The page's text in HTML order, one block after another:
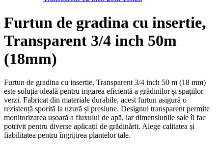
Furtun de gradina cu insertie,
Transparent 3/4 inch 50m
(18mm)
Furtun de gradina cu insertie, Transparent 3/4 inch 50 m (18 mm)
este soluția ideală pentru irigarea eficientă a grădinilor și spațiilor
verzi. Fabricat din materiale durabile, acest furtun asigură o
rezistență sporită la uzură și presiune. Designul transparent permite
monitorizarea ușoară a fluxului de apă, iar dimensiunile sale îl fac
potrivit pentru diverse aplicații de grădinărit. Alege calitatea și
fiabilitatea pentru îngrijirea plantelor tale.